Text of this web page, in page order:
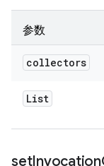
参数
collectors
List
setInvocation